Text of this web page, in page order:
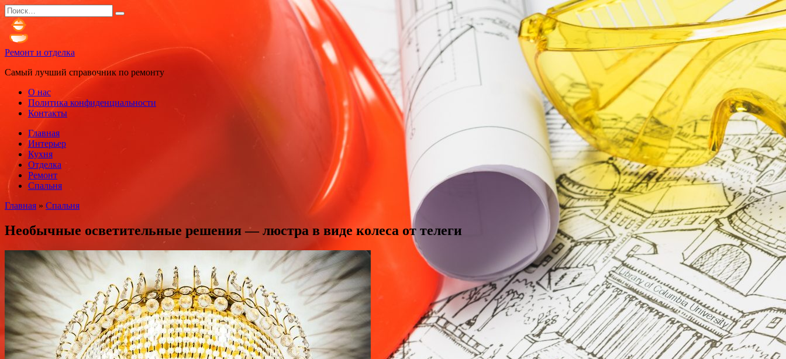
Перейти
к
содержанию
Search
for:
Ремонт и отделка
Самый лучший справочник по ремонту
О нас
Политика конфиденциальности
Контакты
Главная
Интерьер
Кухня
Отделка
Ремонт
Спальня
Главная » Спальня
Необычные осветительные решения — люстра в виде колеса от телеги